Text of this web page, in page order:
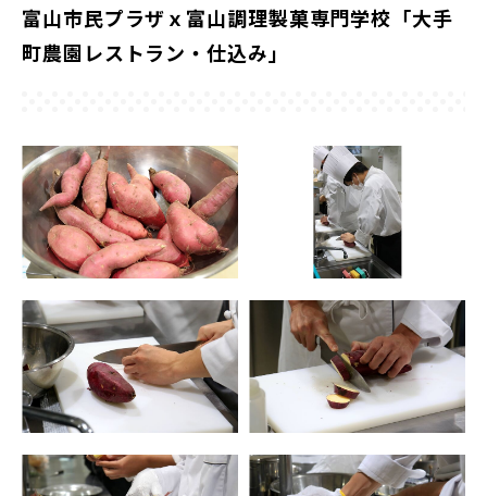
富山市民プラザｘ富山調理製菓専門学校「大手
町農園レストラン・仕込み」